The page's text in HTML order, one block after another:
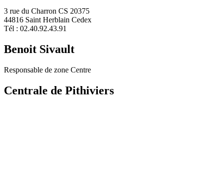
3 rue du Charron CS 20375
44816 Saint Herblain Cedex
Tél : 02.40.92.43.91
Benoit Sivault
Responsable de zone Centre
Centrale de Pithiviers